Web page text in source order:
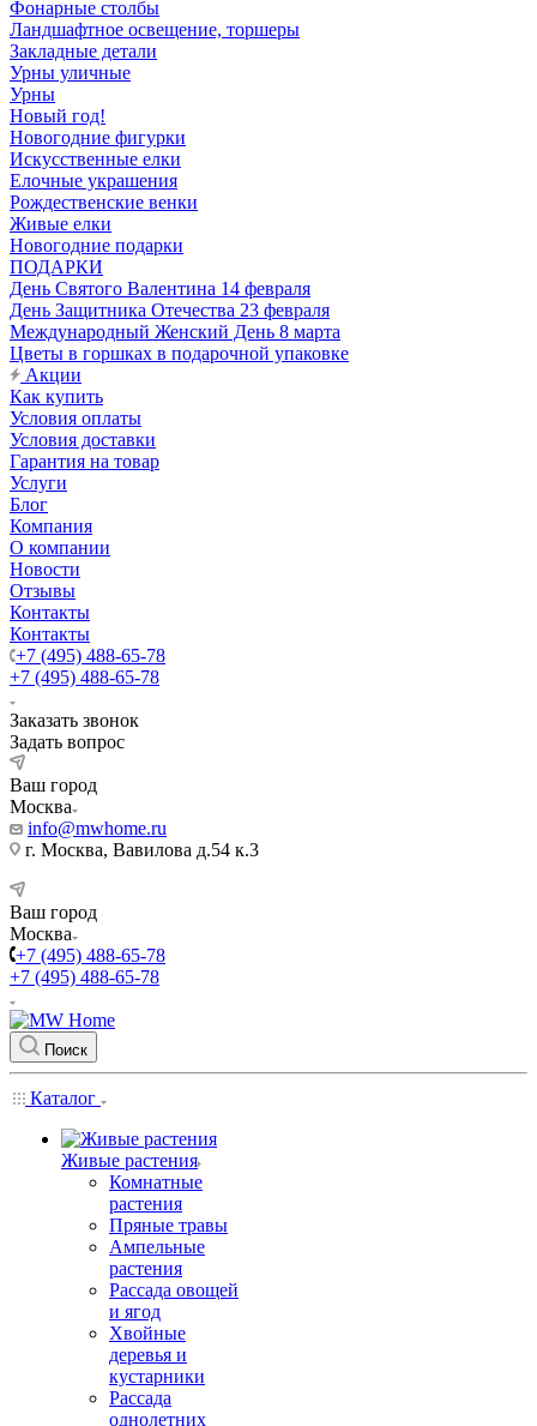
Фонарные столбы
Ландшафтное освещение, торшеры
Закладные детали
Урны уличные
Урны
Новый год!
Новогодние фигурки
Искусственные елки
Елочные украшения
Рождественские венки
Живые елки
Новогодние подарки
ПОДАРКИ
День Святого Валентина 14 февраля
День Защитника Отечества 23 февраля
Международный Женский День 8 марта
Цветы в горшках в подарочной упаковке
Акции
Как купить
Условия оплаты
Условия доставки
Гарантия на товар
Услуги
Блог
Компания
О компании
Новости
Отзывы
Контакты
Контакты
+7 (495) 488-65-78
+7 (495) 488-65-78
Заказать звонок
Задать вопрос
Ваш город
Москва
info@mwhome.ru
г. Москва, Вавилова д.54 к.3
Ваш город
Москва
+7 (495) 488-65-78
+7 (495) 488-65-78
Поиск
Каталог
Живые растения
Комнатные
растения
Пряные травы
Ампельные
растения
Рассада овощей
и ягод
Хвойные
деревья и
кустарники
Рассада
однолетних